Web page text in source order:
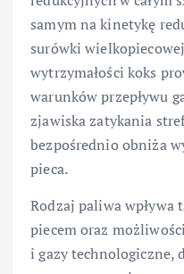
samym na kinetykę
surówki
wytrzymałości koks
warunków przepływu
zjawiska zatykania
bezpośrednio obniża
pieca.
Rodzaj paliwa wpływa
piecem oraz
i gazy technologiczne,